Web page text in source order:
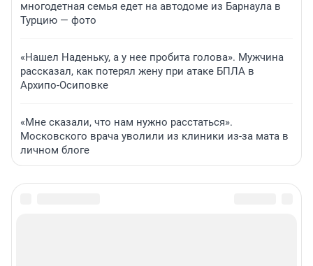
многодетная семья едет на автодоме из Барнаула в
Турцию — фото
«Нашел Наденьку, а у нее пробита голова». Мужчина
рассказал, как потерял жену при атаке БПЛА в
Архипо-Осиповке
«Мне сказали, что нам нужно расстаться».
Московского врача уволили из клиники из-за мата в
личном блоге